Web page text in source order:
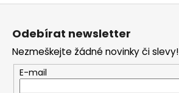
Z
Odebírat newsletter
Nezmeškejte žádné novinky či slevy!
E-mail